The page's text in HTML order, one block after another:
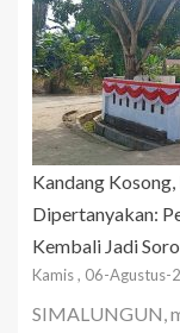
Kandang
Dipertanyakan:
Kembali Jadi
Kamis , 06-Agustus-
SIMALUNGUN,